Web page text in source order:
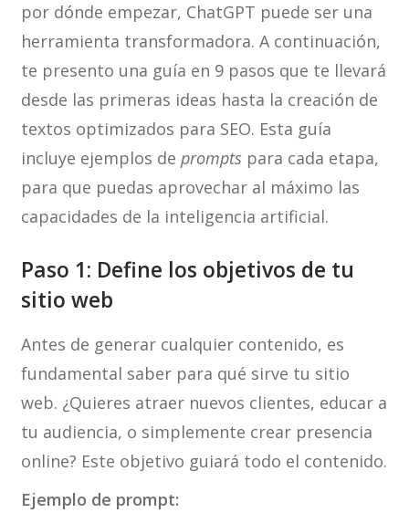
por dónde empezar, ChatGPT puede ser una
herramienta transformadora. A continuación,
te presento una guía en 9 pasos que te llevará
desde las primeras ideas hasta la creación de
textos optimizados para SEO. Esta guía
incluye ejemplos de prompts para cada etapa,
para que puedas aprovechar al máximo las
capacidades de la inteligencia artificial.
Paso 1: Define los objetivos de tu
sitio web
Antes de generar cualquier contenido, es
fundamental saber para qué sirve tu sitio
web. ¿Quieres atraer nuevos clientes, educar a
tu audiencia, o simplemente crear presencia
online? Este objetivo guiará todo el contenido.
Ejemplo de prompt: